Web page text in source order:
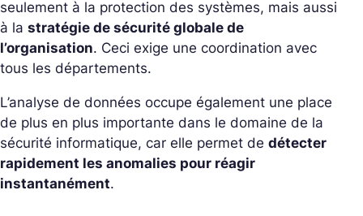
seulement à la protection des systèmes, mais aussi
à la stratégie de sécurité globale de
l’organisation. Ceci exige une coordination avec
tous les départements.
L’analyse de données occupe également une place
de plus en plus importante dans le domaine de la
sécurité informatique, car elle permet de détecter
rapidement les anomalies pour réagir
instantanément.